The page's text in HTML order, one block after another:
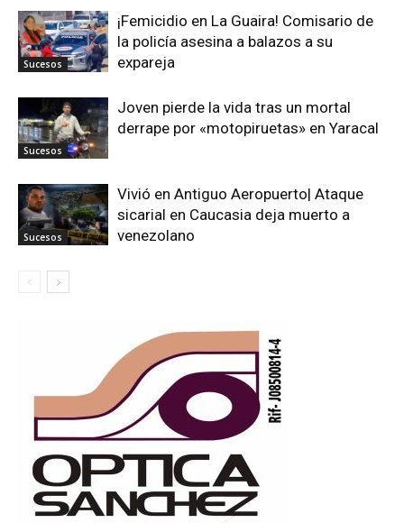
Sucesos
¡Femicidio en La Guaira! Comisario de
la policía asesina a balazos a su
expareja
Sucesos
Joven pierde la vida tras un mortal
derrape por «motopiruetas» en Yaracal
Sucesos
Vivió en Antiguo Aeropuerto| Ataque
sicarial en Caucasia deja muerto a
venezolano